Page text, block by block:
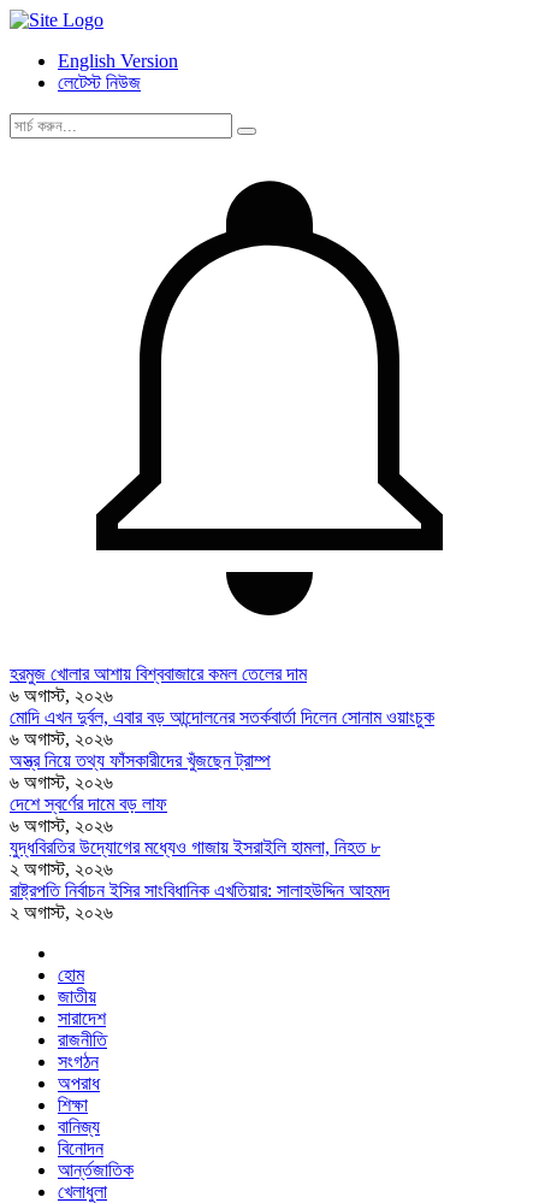
English Version
লেটেস্ট নিউজ
হরমুজ খোলার আশায় বিশ্ববাজারে কমল তেলের দাম
৬ অগাস্ট, ২০২৬
মোদি এখন দুর্বল, এবার বড় আন্দোলনের সতর্কবার্তা দিলেন সোনাম ওয়াংচুক
৬ অগাস্ট, ২০২৬
অস্ত্র নিয়ে তথ্য ফাঁসকারীদের খুঁজছেন ট্রাম্প
৬ অগাস্ট, ২০২৬
দেশে স্বর্ণের দামে বড় লাফ
৬ অগাস্ট, ২০২৬
যুদ্ধবিরতির উদ্যোগের মধ্যেও গাজায় ইসরাইলি হামলা, নিহত ৮
২ অগাস্ট, ২০২৬
রাষ্ট্রপতি নির্বাচন ইসির সাংবিধানিক এখতিয়ার: সালাহউদ্দিন আহমদ
২ অগাস্ট, ২০২৬
হোম
জাতীয়
সারাদেশ
রাজনীতি
সংগঠন
অপরাধ
শিক্ষা
বানিজ্য
বিনোদন
আর্ন্তজাতিক
খেলাধুলা